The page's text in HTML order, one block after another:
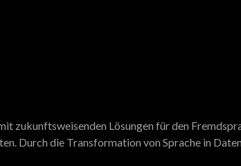
zukunftsweisenden Lösungen für den
Durch die Transformation von Sprache in